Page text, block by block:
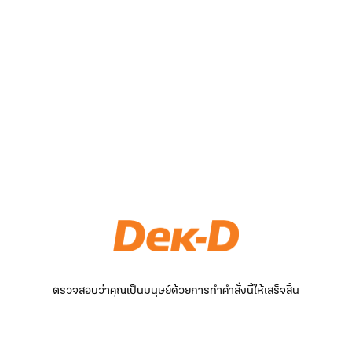
ตรวจสอบว่าคุณเป็นมนุษย์ด้วยการทำคำสั่งนี้ให้เสร็จสิ้น